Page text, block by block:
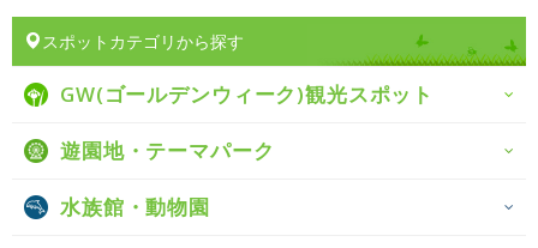
スポットカテゴリから探す
GW(ゴールデンウィーク)観光スポット
遊園地・テーマパーク
水族館・動物園